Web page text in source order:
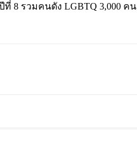
ที่ 8 รวมคนดัง LGBTQ 3,000 คน